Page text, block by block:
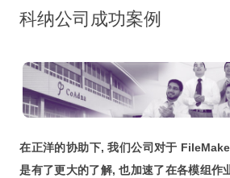
台
FileMaker 平台
FileMaker 系統安全性
Claris Connect 流程自動化
科纳公司成功案例
在正洋的协助下, 我们公司对于
是有了更大的了解, 也加速了在各模组作